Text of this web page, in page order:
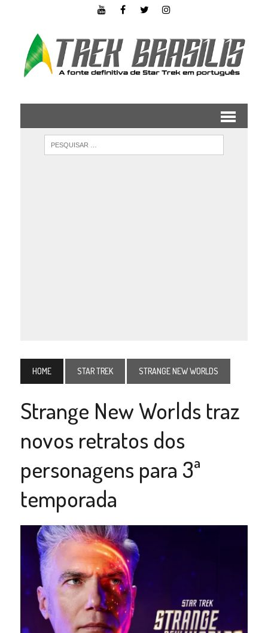
HOME STAR TREK STRANGE NEW WORLDS
Strange New Worlds traz
novos retratos dos
personagens para 3ª
temporada